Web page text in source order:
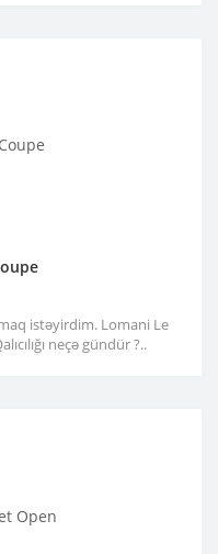
istəyirdim. Lomani Le
neçə gündür ?..